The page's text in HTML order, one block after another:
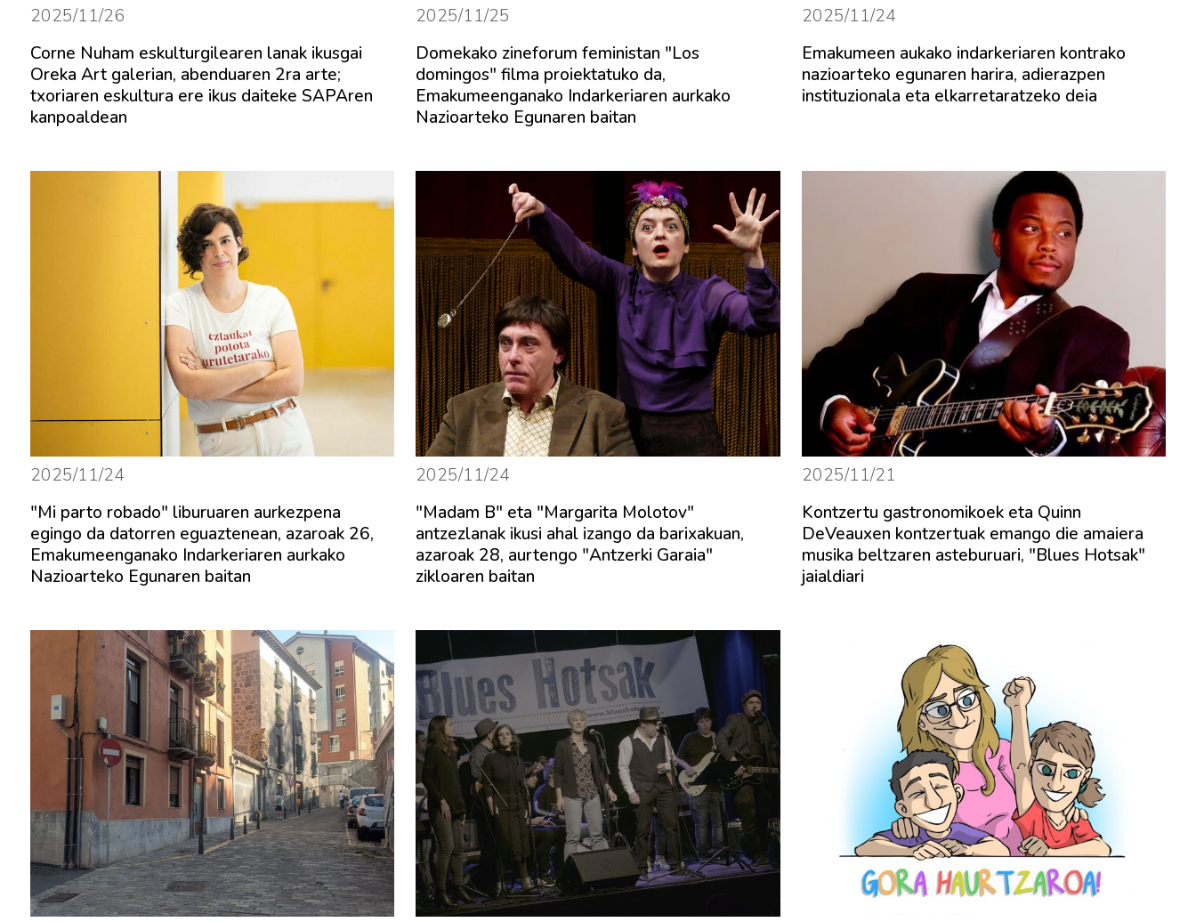
2025/11/26
Corne Nuham eskulturgilearen lanak ikusgai
Oreka Art galerian, abenduaren 2ra arte;
txoriaren eskultura ere ikus daiteke SAPAren
kanpoaldean
2025/11/25
Domekako zineforum feministan "Los
domingos" filma proiektatuko da,
Emakumeenganako Indarkeriaren aurkako
Nazioarteko Egunaren baitan
2025/11/24
Emakumeen aukako indarkeriaren kontrako
nazioarteko egunaren harira, adierazpen
instituzionala eta elkarretaratzeko deia
2025/11/24
"Mi parto robado" liburuaren aurkezpena
egingo da datorren eguaztenean, azaroak 26,
Emakumeenganako Indarkeriaren aurkako
Nazioarteko Egunaren baitan
2025/11/24
"Madam B" eta "Margarita Molotov"
antzezlanak ikusi ahal izango da barixakuan,
azaroak 28, aurtengo "Antzerki Garaia"
zikloaren baitan
2025/11/21
Kontzertu gastronomikoek eta Quinn
DeVeauxen kontzertuak emango die amaiera
musika beltzaren asteburuari, "Blues Hotsak"
jaialdiari